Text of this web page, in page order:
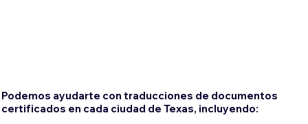
Podemos ayudarte con traducciones de documentos
certificados en cada ciudad de Texas, incluyendo: